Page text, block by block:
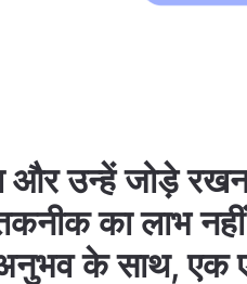
और उन्हें जोड़े
का लाभ नहीं
के साथ, एक